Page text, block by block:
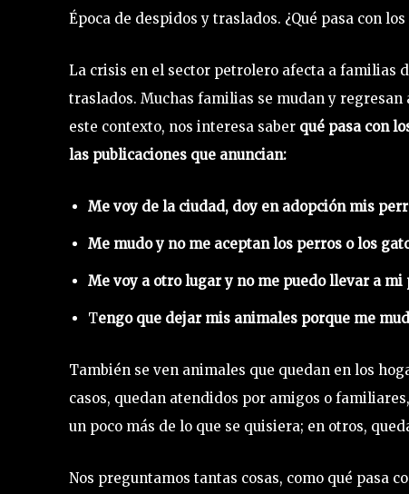
Época de despidos y traslados. ¿Qué pasa con
La crisis en el sector petrolero afecta a familias
traslados. Muchas familias se mudan y
este contexto, nos interesa saber qué pasa con
las publicaciones que anuncian:
Me voy de la ciudad, doy en adopción mis
Me mudo y no me aceptan los perros o los
Me voy a otro lugar y no me puedo llevar a mi
Tengo que dejar mis animales porque me
También se ven animales que quedan en los
casos, quedan atendidos por amigos o
un poco más de lo que se quisiera; en otros,
Nos preguntamos tantas cosas, como qué pasa